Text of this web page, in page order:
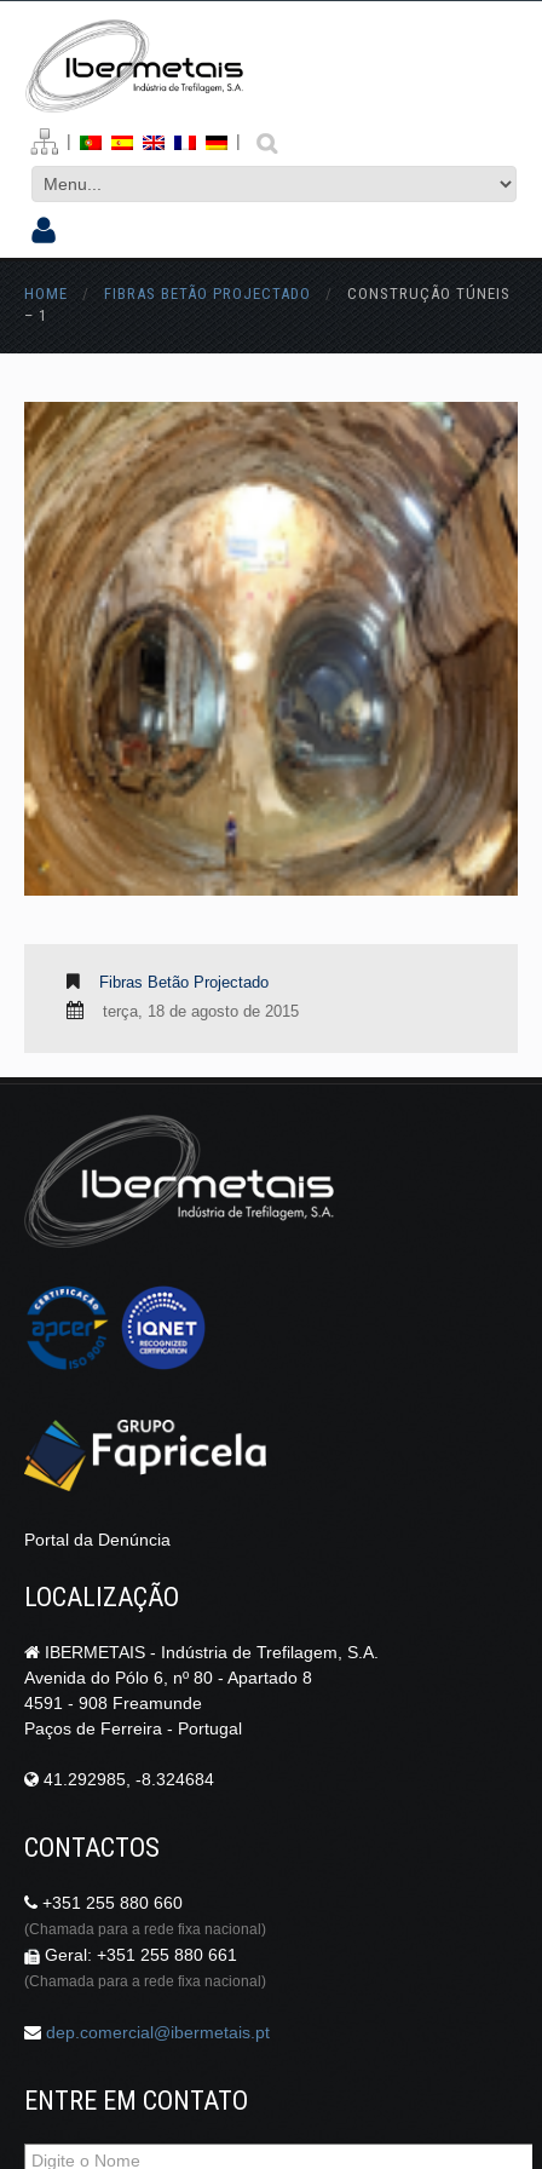
| |
HOME / FIBRAS BETÃO PROJECTADO /
CONSTRUÇÃO TÚNEIS
– 1
Fibras Betão Projectado
terça, 18 de agosto de 2015
Portal da Denúncia
LOCALIZAÇÃO
IBERMETAIS - Indústria de Trefilagem, S.A.
Avenida do Pólo 6, nº 80 - Apartado 8
4591 - 908 Freamunde
Paços de Ferreira - Portugal
41.292985, -8.324684
CONTACTOS
+351 255 880 660
(Chamada para a rede fixa nacional)
Geral: +351 255 880 661
(Chamada para a rede fixa nacional)
dep.comercial@ibermetais.pt
ENTRE EM CONTATO